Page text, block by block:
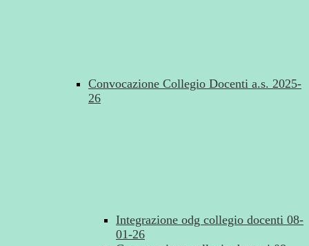
Convocazione Collegio Docenti a.s. 2025-
26
Integrazione odg collegio docenti 08-
01-26